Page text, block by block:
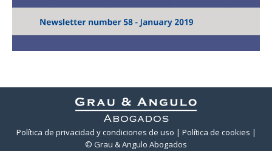
Política de privacidad y condiciones de uso | Política de cookies |
© Grau & Angulo Abogados